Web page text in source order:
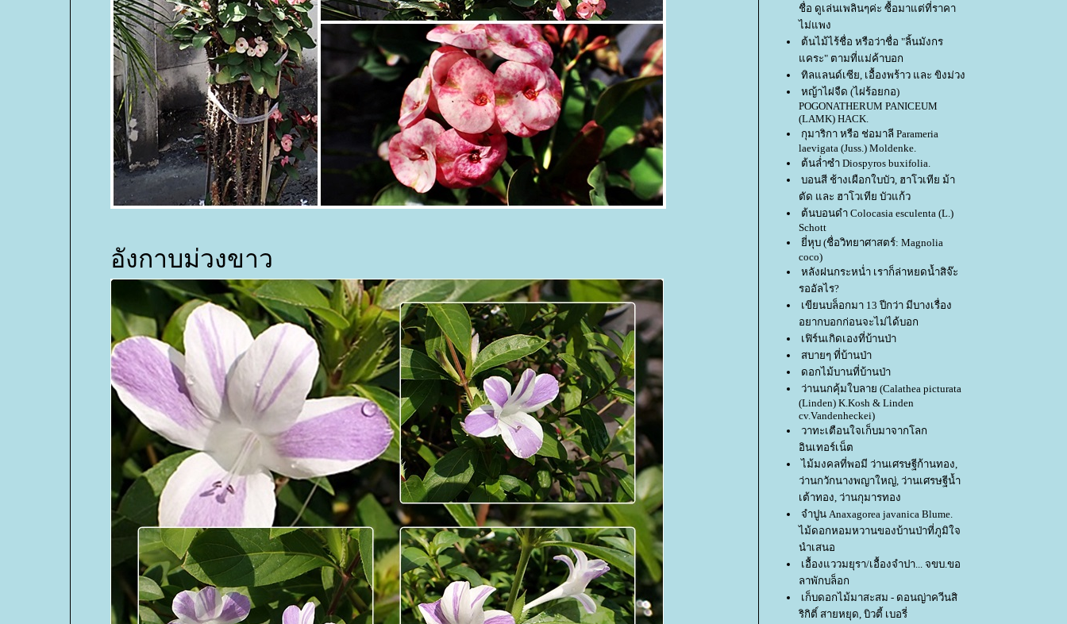
อังกาบม่วงขาว
ชื่อ ดูเล่นเพลินๆค่ะ ซื้อมาแต่ที่ราคา
ไม่แพง
ต้นไม้ไร้ชื่อ หรือว่าชื่อ "ลิ้นมังกร
คระ" ตามที่แม่ค้าบอก
ทิลแลนด์เซีย, เอื้องพร้าว และ ขิงม่วง
หญ้าไผ่จืด (ไผ่ร้อยกอ)
POGONATHERUM PANICEUM
(LAMK) HACK.
กุมาริกา หรือ ช่อมาลี Parameria
laevigata (Juss.) Moldenke.
ต้นล่ำซำ Diospyros buxifolia.
บอนสี ช้างเผือกใบบัว, ฮาโวเทีย ม้า
ตัด และ ฮาโวเทีย บัวแก้ว
ต้นบอนดำ Colocasia esculenta (L.)
Schott
ี่หุบ (ชื่อวิทยาศาสตร์: Magnolia
coco)
หลังฝนกระหน่ำ เราก็ล่าหยดน้ำสิจ๊ะ
รออัลไร?
เขียนบล็อกมา 13 ปีกว่า มีบางเรื่อง
อยากบอกก่อนจะไม่ได้บอก
เฟิร์นเกิดเองที่บ้านป่า
สบายๆ ที่บ้านป่า
ดอกไม้บานที่บ้านป่า
ว่านนกคุ้มใบลาย (Calathea picturata
(Linden) K.Kosh & Linden
cv.Vandenheckei)
วาทะเตือนใจเก็บมาจากโลก
อินเทอร์เน็ต
ไม้มงคลที่พอมี ว่านเศรษฐีก้านทอง,
ว่านกวักนางพญาใหญ่, ว่านเศรษฐีน้ำ
เต้าทอง, ว่านกุมารทอง
จำปูน Anaxagorea javanica Blume.
ไม้ดอกหอมหวานของบ้านป่าที่ภูมิใจ
นำเสนอ
เอื้องแววมยุรา/เอื้องจำปา... จขบ.ขอ
ลาพักบล็อก
เก็บดอกไม้มาสะสม - ดอนญ่าควีนสิ
ริกิติ์ สายหยุด, บิวตี้ เบอรี่